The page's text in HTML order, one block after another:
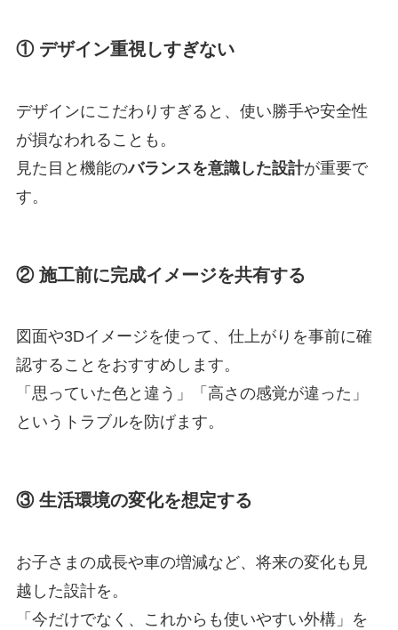
① デザイン重視しすぎない
デザインにこだわりすぎると、使い勝手や安全性
が損なわれることも。
見た目と機能のバランスを意識した設計が重要で
す。
② 施工前に完成イメージを共有する
図面や3Dイメージを使って、仕上がりを事前に確
認することをおすすめします。
「思っていた色と違う」「高さの感覚が違った」
というトラブルを防げます。
③ 生活環境の変化を想定する
お子さまの成長や車の増減など、将来の変化も見
越した設計を。
「今だけでなく、これからも使いやすい外構」を